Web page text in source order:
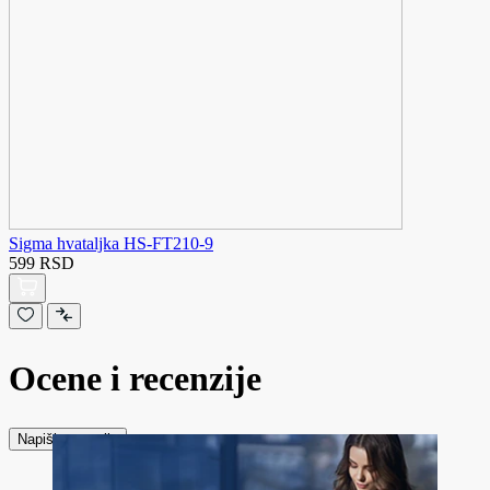
Sigma hvataljka HS-FT210-9
599 RSD
Ocene i recenzije
Napiši recenziju